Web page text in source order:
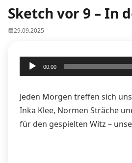
Sketch vor 9 – In
29.09.2025
Audio-
Player
00:00
Jeden Morgen treffen sich
Inka Klee, Normen Sträche
für den gespielten Witz –